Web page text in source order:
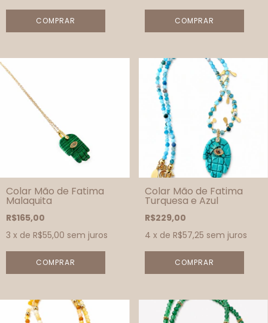
Colar Mão de Fatima
Malaquita
R$165,00
3 x de R$55,00 sem juros
Colar Mão de Fatima
Turquesa e Azul
R$229,00
4 x de R$57,25 sem juros